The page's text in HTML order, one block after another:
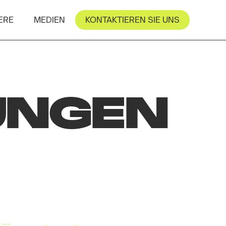
MEDIEN KONTAKTIEREN SIE UNS